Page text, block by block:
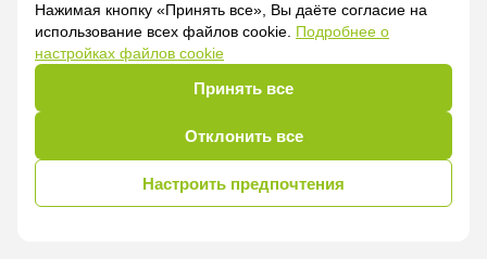
Нажимая кнопку «Принять все», Вы даёте согласие на
использование всех файлов cookie. Подробнее о
настройках файлов cookie
Принять все
Отклонить все
Настроить предпочтения